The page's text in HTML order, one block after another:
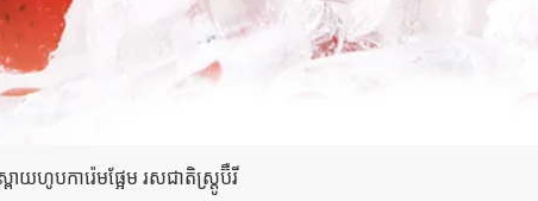
Quick View
ាយហូបការ៉េមផ្អែម រសជាតិស្ត្រូប៊ឺ​រី